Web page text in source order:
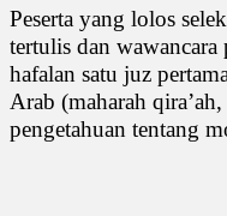
Peserta yang lolos
tertulis dan
hafalan satu juz
Arab (maharah
pengetahuan tentang